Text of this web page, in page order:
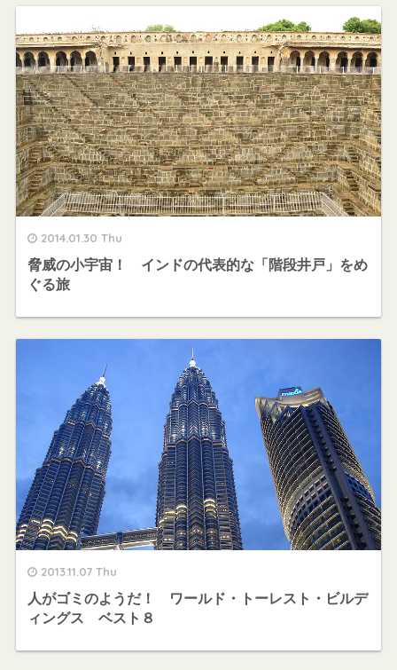
2014.01.30 Thu
脅威の小宇宙！ インドの代表的な「階段井戸」をめ
ぐる旅
2013.11.07 Thu
人がゴミのようだ！ ワールド・トーレスト・ビルデ
ィングス ベスト８